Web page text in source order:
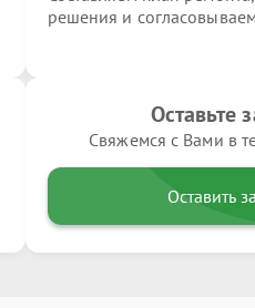
решения и
Оставьте
Свяжемся с Вами в
Оставить